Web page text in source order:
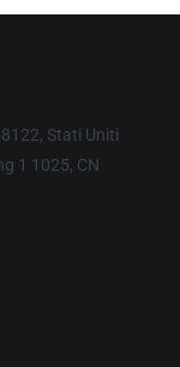
Stati Uniti
1 1025, CN